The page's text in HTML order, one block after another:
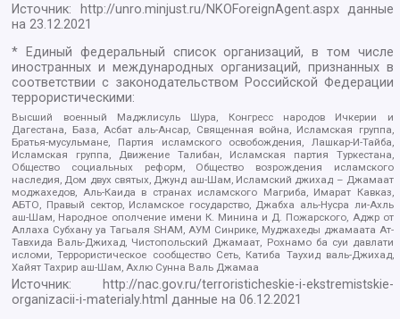
Источник: http://unro.minjust.ru/NKOForeignAgent.aspxданные
на23.12.2021
* Единый федеральный список организаций, в том числе
иностранных и международных организаций, признанных в
соответствии с законодательством Российской Федерации
террористическими:
Высший военный Маджлисуль Шура, Конгресс народов Ичкерии и
Дагестана, База, Асбат аль-Ансар, Священная война, Исламская группа,
Братья-мусульмане, Партия исламского освобождения, Лашкар-И-Тайба,
Исламская группа, Движение Талибан, Исламская партия Туркестана,
Общество социальных реформ, Общество возрождения исламского
наследия, Дом двух святых, Джунд аш-Шам, Исламский джихад – Джамаат
моджахедов, Аль-Каида в странах исламского Магриба, Имарат Кавказ,
АБТО, Правый сектор, Исламское государство, Джабха аль-Нусра ли-Ахль
аш-Шам, Народное ополчение имени К. Минина и Д. Пожарского, Аджр от
Аллаха Субхану уа Тагьаля SHAM, АУМ Синрике, Муджахеды джамаата Ат-
Тавхида Валь-Джихад, Чистопольский Джамаат, Рохнамо ба суи давлати
исломи, Террористическое сообщество Сеть, Катиба Таухид валь-Джихад,
Хайят Тахрир аш-Шам, Ахлю Сунна Валь Джамаа
Источник:
http://nac.gov.ru/terroristicheskie-i-ekstremistskie-
organizacii-i-materialy.html данные на06.12.2021